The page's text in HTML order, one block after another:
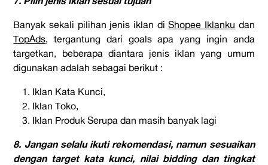
Banyak sekali pilihan jenis iklan diShopee Iklanku dan
TopAds, tergantung dari goals apa yang ingin anda
targetkan, beberapa diantara jenis iklan yang umum
digunakan adalah sebagai berikut :
Iklan Kata Kunci,
Iklan Toko,
Iklan Produk Serupa dan masih banyak lagi
8. Jangan selalu ikuti rekomendasi, namun sesuaikan
dengan target kata kunci, nilai bidding dan tingkat